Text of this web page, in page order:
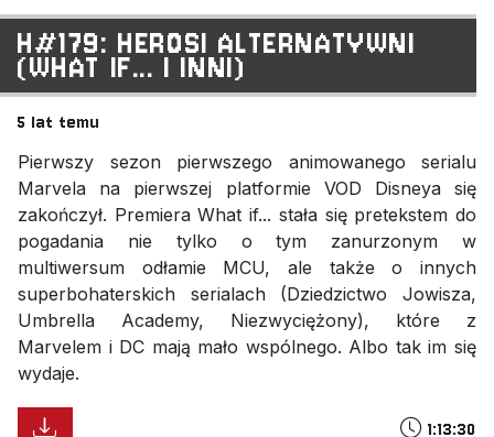
H#179: HEROSI ALTERNATYWNI
(WHAT IF... I INNI)
5 lat temu
Pierwszy sezon pierwszego animowanego serialu
Marvela na pierwszej platformie VOD Disneya się
zakończył. Premiera What if... stała się pretekstem do
pogadania nie tylko o tym zanurzonym w
multiwersum odłamie MCU, ale także o innych
superbohaterskich serialach (Dziedzictwo Jowisza,
Umbrella Academy, Niezwyciężony), które z
Marvelem i DC mają mało wspólnego. Albo tak im się
wydaje.
1:13:30